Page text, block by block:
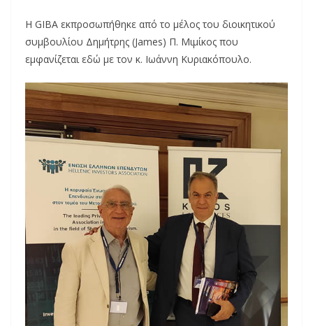
Η GIBA εκπροσωπήθηκε από το μέλος του διοικητικού
συμβουλίου Δημήτρης (James) Π. Μιμίκος που
εμφανίζεται εδώ με τον κ. Ιωάννη Κυριακόπουλο.